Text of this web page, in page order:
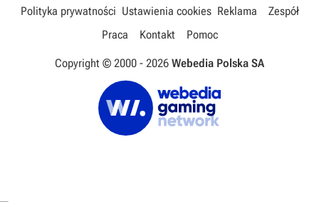
Polityka prywatności Ustawienia cookies Reklama
Zespół
Praca
Kontakt Pomoc
Copyright © 2000 - 2026 Webedia Polska SA